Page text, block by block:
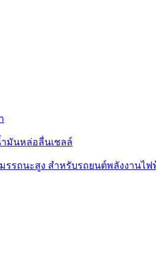
ำมันหล่อลื่นเชลล์
รรถนะสูง สำหรับรถยนต์พลังงานไฟ